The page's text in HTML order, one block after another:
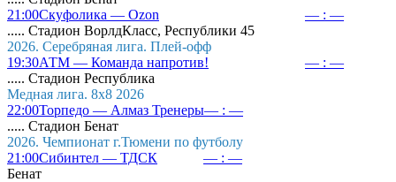
21:00Скуфолика — Ozon
— : —
..... Стадион ВорлдКласс, Республики 45
2026. Серебряная лига. Плей-офф
19:30АТМ — Команда напротив!
— : —
..... Стадион Республика
Медная лига. 8x8 2026
22:00Торпедо — Алмаз Тренеры— : —
..... Стадион Бенат
2026. Чемпионат г.Тюмени по футболу
21:00Сибинтел — ТДСК
— : —
Бенат